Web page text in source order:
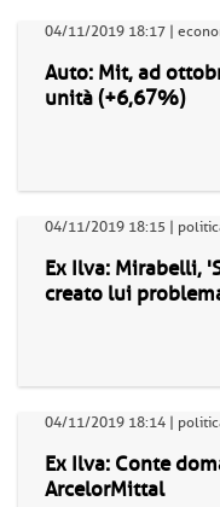
04/11/2019 18:17 |
Auto: Mit, ad
unità (+6,67%)
04/11/2019 18:15 |
Ex Ilva: Mirabelli,
creato lui
04/11/2019 18:14 |
Ex Ilva: Conte
ArcelorMittal